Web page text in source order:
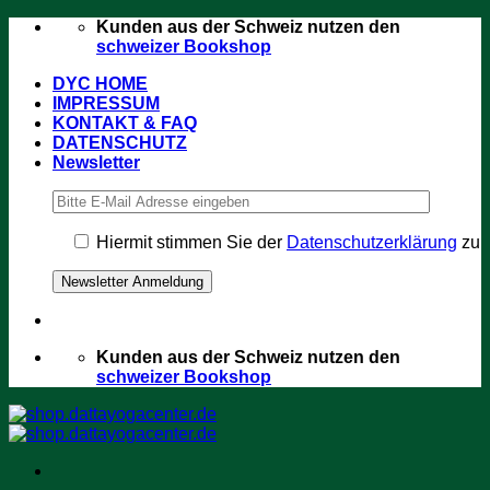
Zum
Kunden aus der Schweiz nutzen den
schweizer Bookshop
DYC HOME
IMPRESSUM
KONTAKT & FAQ
DATENSCHUTZ
Newsletter
Hiermit stimmen Sie der Datenschutzerklärung zu
Kunden aus der Schweiz nutzen den
schweizer Bookshop